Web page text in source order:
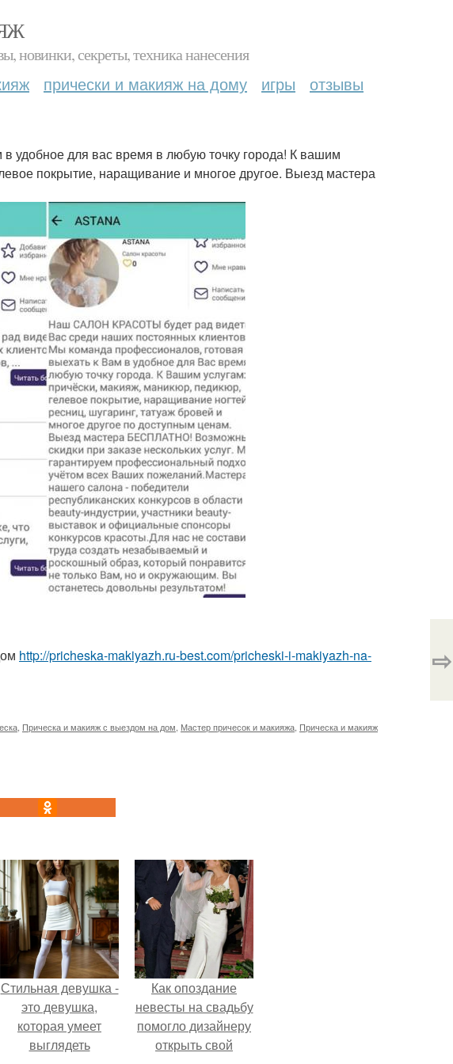
новинки, секреты, техника нанесения
прически и макияж на дому игры отзывы
удобное для вас время в любую точку города! К вашим
покрытие, наращивание и многое другое. Выезд мастера
http://pricheska-makiyazh.ru-best.com/pricheski-i-makiyazh-na-
Прическа и макияж с выездом на дом Мастер причесок и макияжа Прическа и макияж
⇨
Стильная девушка -
это девушка,
которая умеет
выглядеть
Как опоздание
невесты на свадьбу
помогло дизайнеру
открыть свой